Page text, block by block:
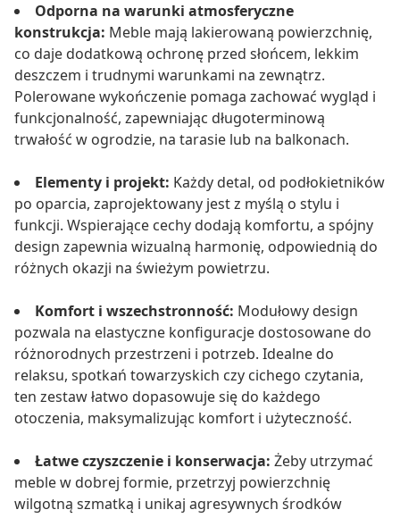
Odporna na warunki atmosferyczne
konstrukcja: Meble mają lakierowaną powierzchnię,
co daje dodatkową ochronę przed słońcem, lekkim
deszczem i trudnymi warunkami na zewnątrz.
Polerowane wykończenie pomaga zachować wygląd i
funkcjonalność, zapewniając długoterminową
trwałość w ogrodzie, na tarasie lub na balkonach.
Elementy i projekt: Każdy detal, od podłokietników
po oparcia, zaprojektowany jest z myślą o stylu i
funkcji. Wspierające cechy dodają komfortu, a spójny
design zapewnia wizualną harmonię, odpowiednią do
różnych okazji na świeżym powietrzu.
Komfort i wszechstronność: Modułowy design
pozwala na elastyczne konfiguracje dostosowane do
różnorodnych przestrzeni i potrzeb. Idealne do
relaksu, spotkań towarzyskich czy cichego czytania,
ten zestaw łatwo dopasowuje się do każdego
otoczenia, maksymalizując komfort i użyteczność.
Łatwe czyszczenie i konserwacja: Żeby utrzymać
meble w dobrej formie, przetrzyj powierzchnię
wilgotną szmatką i unikaj agresywnych środków